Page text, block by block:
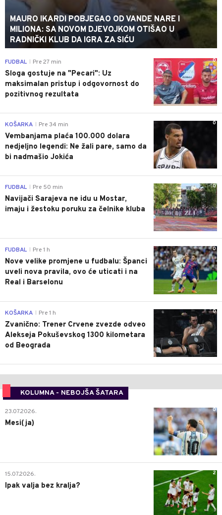
MAURO IKARDI POBJEGAO OD VANDE NARE I
MILIONA: SA NOVOM DJEVOJKOM OTIŠAO U
RADNIČKI KLUB DA IGRA ZA SIĆU
0
FUDBAL Pre 27 min
Sloga gostuje na "Pecari": Uz
maksimalan pristup i odgovornost do
pozitivnog rezultata
0
KOŠARKA Pre 34 min
Vembanjama plaća 100.000 dolara
nedjeljno legendi: Ne žali pare, samo da
bi nadmašio Jokića
0
FUDBAL Pre 50 min
Navijači Sarajeva ne idu u Mostar,
imaju i žestoku poruku za čelnike kluba
0
FUDBAL Pre 1 h
Nove velike promjene u fudbalu: Španci
uveli nova pravila, ovo će uticati i na
Real i Barselonu
0
KOŠARKA Pre 1 h
Zvanično: Trener Crvene zvezde odveo
Alekseja Pokuševskog 1300 kilometara
od Beograda
KOLUMNA - NEBOJŠA ŠATARA
0
23.07.2026.
Mesi(ja)
2
15.07.2026.
Ipak valja bez kralja?